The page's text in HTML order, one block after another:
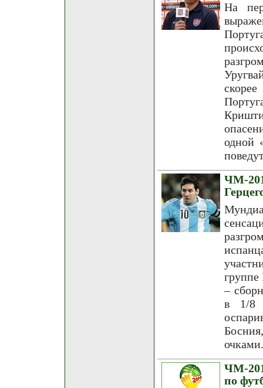
На
одной
ЧМ-
группе
–
в 1/8
очками.
ЧМ-
по